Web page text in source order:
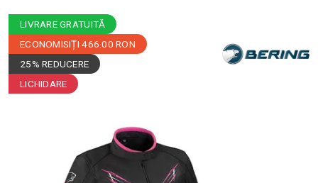
LIVRARE GRATUITĂ
ECONOMISIȚI 466.00 RON
25% REDUCERE
LICHIDARE